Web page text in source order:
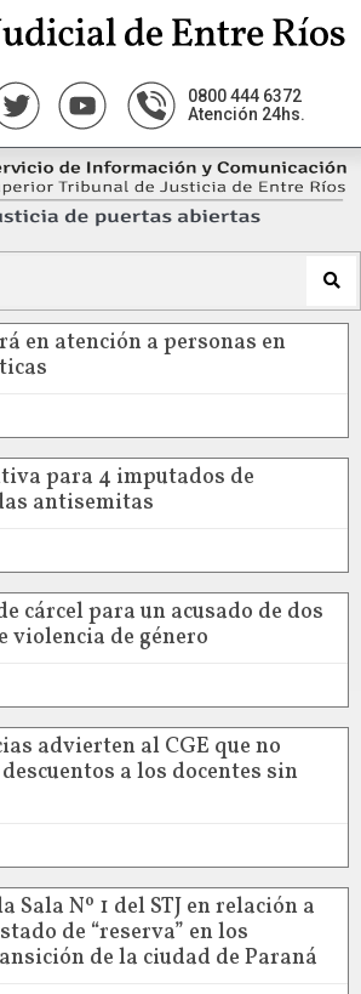
0800 444 6372
Atención 24hs.
en atención a personas en
para 4 imputados de
antisemitas
cárcel para un acusado de dos
violencia de género
advierten al CGE que no
a los docentes sin
Sala Nº 1 del STJ en relación a
de “reserva” en los
de la ciudad de Paraná